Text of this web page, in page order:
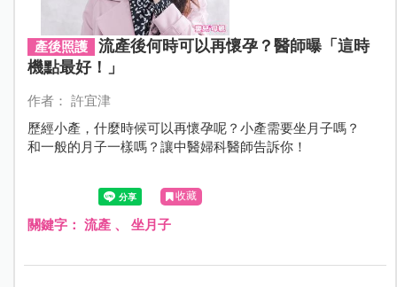
產後照護
流產後何時可以再懷孕？醫師曝「這時
機點最好！」
作者： 許宜津
歷經小產，什麼時候可以再懷孕呢？小產需要坐月子嗎？
和一般的月子一樣嗎？讓中醫婦科醫師告訴你！
收藏
關鍵字： 流產、 坐月子